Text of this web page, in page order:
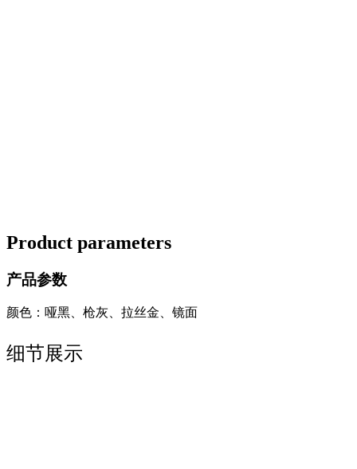
Product parameters
产品参数
颜色：哑黑、枪灰、拉丝金、镜面
细节展示